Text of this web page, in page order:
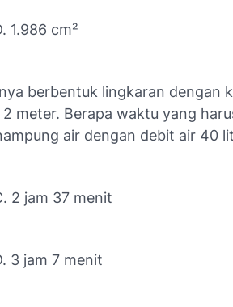
1.986 cm²
berbentuk lingkaran dengan
meter. Berapa waktu yang
air dengan debit air 40
2 jam 37 menit
3 jam 7 menit